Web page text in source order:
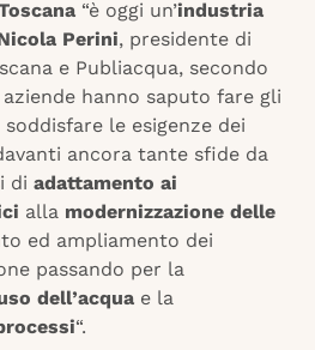
“è oggi un’industria
Perini, presidente di
e Publiacqua, secondo
hanno saputo fare gli
le esigenze dei
ancora tante sfide da
di adattamento ai
alla modernizzazione delle
ed ampliamento dei
passando per la
dell’acqua e la
“.